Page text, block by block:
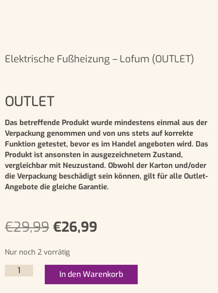
Elektrische Fußheizung – Lofum (OUTLET)
OUTLET
Das betreffende Produkt wurde mindestens einmal aus der
Verpackung genommen und von uns stets auf korrekte
Funktion getestet, bevor es im Handel angeboten wird. Das
Produkt ist ansonsten in ausgezeichnetem Zustand,
vergleichbar mit Neuzustand. Obwohl der Karton und/oder
die Verpackung beschädigt sein können, gilt für alle Outlet-
Angebote die gleiche Garantie.
€29,99 €26,99
Nur noch 2 vorrätig
In den Warenkorb